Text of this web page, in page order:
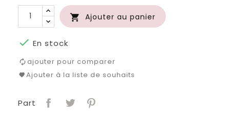
 Ajouter au panier
 En stock
ajouter pour comparer
Ajouter à la liste de souhaits
Part